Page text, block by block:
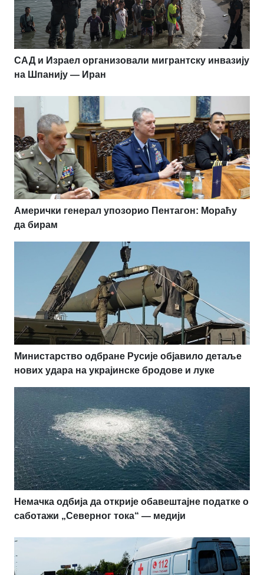
САД и Израел организовали мигрантску инвазију
на Шпанију — Иран
Амерички генерал упозорио Пентагон: Мораћу
да бирам
Министарство одбране Русије објавило детаље
нових удара на украјинске бродове и луке
Немачка одбија да открије обавештајне податке о
саботажи „Северног тока“ — медији